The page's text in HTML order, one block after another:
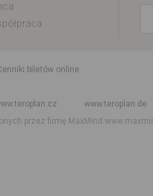
Cenniki biletów online
www.teroplan.de
przez firmę MaxMind